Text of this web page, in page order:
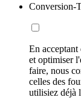
Conversion-
En
et optimiser
faire, nous
celles des
utilisiez déjà